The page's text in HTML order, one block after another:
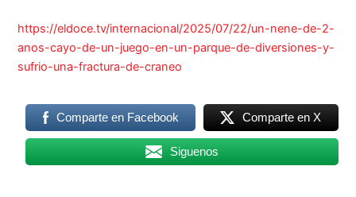
https://eldoce.tv/internacional/2025/07/22/un-nene-de-2-
anos-cayo-de-un-juego-en-un-parque-de-diversiones-y-
sufrio-una-fractura-de-craneo
Comparte en Facebook Comparte en X
Siguenos